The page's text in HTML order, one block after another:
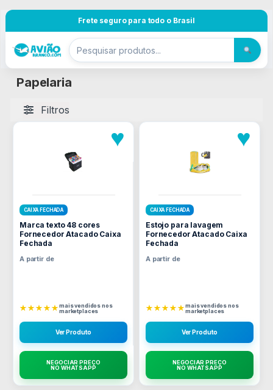
Frete seguro para todo o Brasil
Papelaria
Filtros
♥
CAIXA FECHADA
Marca texto 48 cores
Fornecedor Atacado Caixa
Fechada
A partir de
★★★★★mais vendidos nos
marketplaces
Ver Produto
NEGOCIAR PREÇO
NO WHATSAPP
♥
CAIXA FECHADA
Estojo para lavagem
Fornecedor Atacado Caixa
Fechada
A partir de
★★★★★mais vendidos nos
marketplaces
Ver Produto
NEGOCIAR PREÇO
NO WHATSAPP